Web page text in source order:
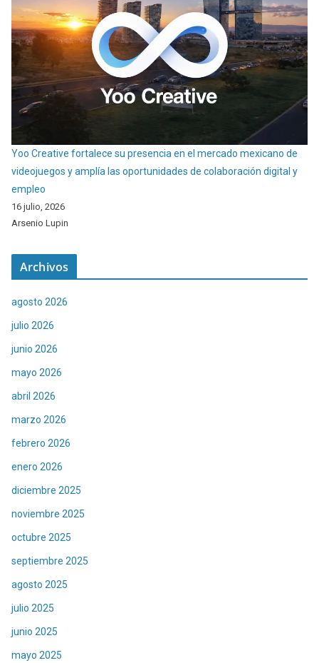
Yoo Creative fortalece su presencia en el mercado mexicano de
videojuegos y amplía las oportunidades de colaboración digital y
empleo
16 julio, 2026
Arsenio Lupin
Archivos
agosto 2026
julio 2026
junio 2026
mayo 2026
abril 2026
marzo 2026
febrero 2026
enero 2026
diciembre 2025
noviembre 2025
octubre 2025
septiembre 2025
agosto 2025
julio 2025
junio 2025
mayo 2025